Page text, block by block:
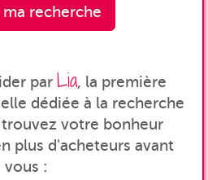
ma recherche
par Lia, la première
dédiée à la recherche
votre bonheur
plus d'acheteurs avant
vous :